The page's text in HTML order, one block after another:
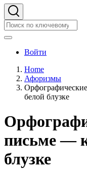
Search
Search
User
menu
Войти
Строка
навигации
Home
Афоризмы
белой блузке
письме —
блузке